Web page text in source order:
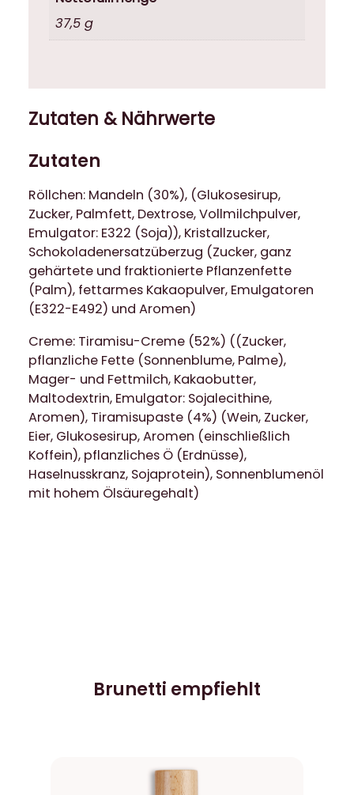
T
r
a
m
i
s
u
-
C
r
m
e
M
e
n
g
e
37,5 g
Zutaten & Nährwerte
Zutaten
Röllchen: Mandeln (30%), (Glukosesirup,
Zucker, Palmfett, Dextrose, Vollmilchpulver,
Emulgator: E322 (Soja)), Kristallzucker,
Schokoladenersatzüberzug (Zucker, ganz
gehärtete und fraktionierte Pflanzenfette
(Palm), fettarmes Kakaopulver, Emulgatoren
(E322-E492) und Aromen)
Creme: Tiramisu-Creme (52%) ((Zucker,
pflanzliche Fette (Sonnenblume, Palme),
Mager- und Fettmilch, Kakaobutter,
Maltodextrin, Emulgator: Sojalecithine,
Aromen), Tiramisupaste (4%) (Wein, Zucker,
Eier, Glukosesirup, Aromen (einschließlich
Koffein), pflanzliches Ö (Erdnüsse),
Haselnusskranz, Sojaprotein), Sonnenblumenöl
mit hohem Ölsäuregehalt)
Brunetti empfiehlt